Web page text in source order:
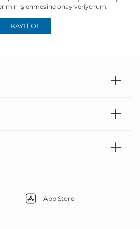
organik camları silmeden
için su ile yıkayınız.
kullanmayınız.
paneli veya plajda kum ve
filtre eden UV korumalı
kullanmayınız.
saunada kullanmayınız.
cilt salgısının aşındırıcı
gün yıkayınız.
işlenmesine onay veriyorum.
KAYIT OL
App Store